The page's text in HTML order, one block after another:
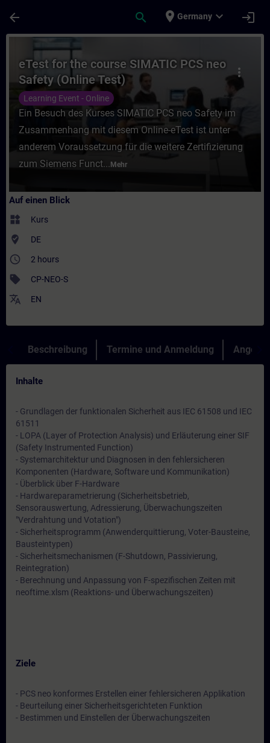
arrow_back search place Germany expand_more login
Kurs - eTest for the course SIMATIC
more_vert
eTest for the course SIMATIC PCS neo
Safety (Online Test)
Learning Event - Online
Ein Besuch des Kurses SIMATIC PCS neo Safety im
Zusammenhang mit diesem Online-eTest ist unter
anderem Voraussetzung für die weitere Zertifizierung
zum Siemens Funct... Mehr
Auf einen Blick
widgets Kurs
where_to_vote DE
access_time 2 hours
sell CP-NEO-S
translate EN
Beschreibung Termine und Anmeldung Angebot
Inhalte
- Grundlagen der funktionalen Sicherheit aus IEC 61508 und IEC
61511
- LOPA (Layer of Protection Analysis) und Erläuterung einer SIF
(Safety Instrumented Function)
- Systemarchitektur und Diagnosen in den fehlersicheren
Komponenten (Hardware, Software und Kommunikation)
- Überblick über F-Hardware
- Hardwareparametrierung (Sicherheitsbetrieb,
Sensorauswertung, Adressierung, Überwachungszeiten
"Verdrahtung und Votation")
- Sicherheitsprogramm (Anwenderquittierung, Voter-Bausteine,
Bausteintypen)
- Sicherheitsmechanismen (F-Shutdown, Passivierung,
Reintegration)
- Berechnung und Anpassung von F-spezifischen Zeiten mit
neoftime.xlsm (Reaktions- und Überwachungszeiten)
Ziele
- PCS neo konformes Erstellen einer fehlersicheren Applikation
- Beurteilung einer Sicherheitsgerichteten Funktion
- Bestimmen und Einstellen der Überwachungszeiten